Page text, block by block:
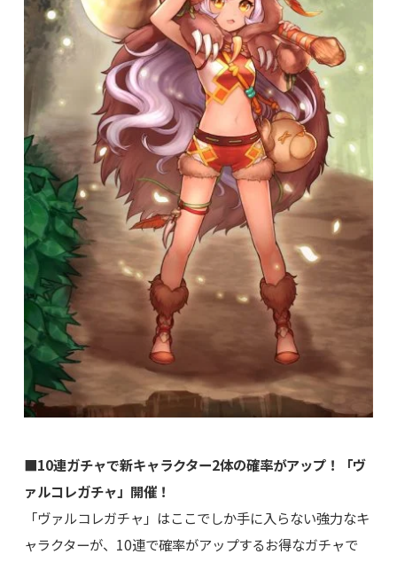
■10連ガチャで新キャラクター2体の確率がアップ！「ヴ
ァルコレガチャ」開催！
「ヴァルコレガチャ」はここでしか手に入らない強力なキ
ャラクターが、10連で確率がアップするお得なガチャで